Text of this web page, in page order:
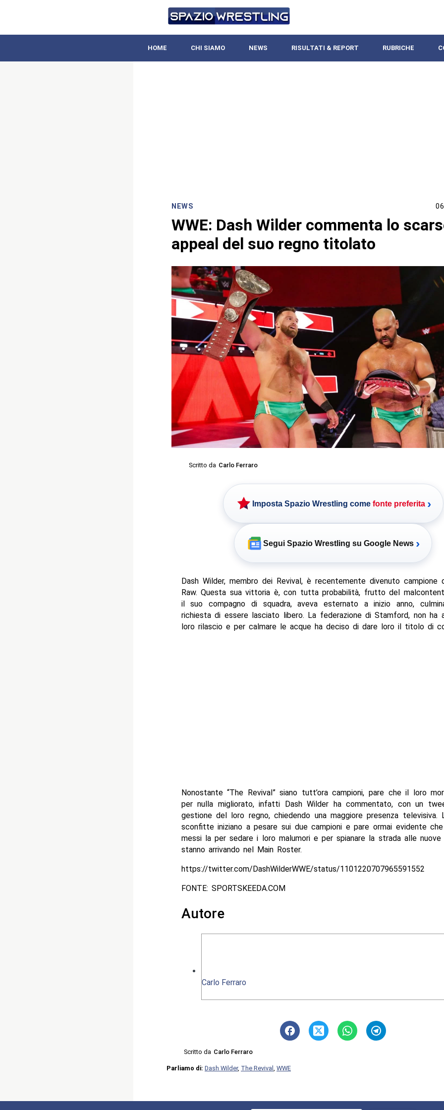
HOME CHI SIAMO NEWS RISULTATI & REPORT RUBRICHE
NEWS
WWE: Dash Wilder commenta lo
appeal del suo regno titolato
Scritto da Carlo Ferraro
Imposta Spazio Wrestling come fonte preferita ›
Segui Spazio Wrestling su Google News ›
Dash Wilder, membro dei Revival, è recentemente divenuto campione
Raw. Questa sua vittoria è, con tutta probabilità, frutto del
il suo compagno di squadra, aveva esternato a inizio anno,
richiesta di essere lasciato libero. La federazione di Stamford, non ha
loro rilascio e per calmare le acque ha deciso di dare loro il titolo di
Nonostante “The Revival” siano tutt’ora campioni, pare che il loro
per nulla migliorato, infatti Dash Wilder ha commentato, con un
gestione del loro regno, chiedendo una maggiore presenza televisiva.
sconfitte iniziano a pesare sui due campioni e pare ormai evidente
messi la per sedare i loro malumori e per spianare la strada alle
stanno arrivando nel Main Roster.
https://twitter.com/DashWilderWWE/status/1101220707965591552
FONTE: SPORTSKEEDA.COM
Autore
Carlo Ferraro
Scritto da Carlo Ferraro
Parliamo di: Dash Wilder, The Revival , WWE